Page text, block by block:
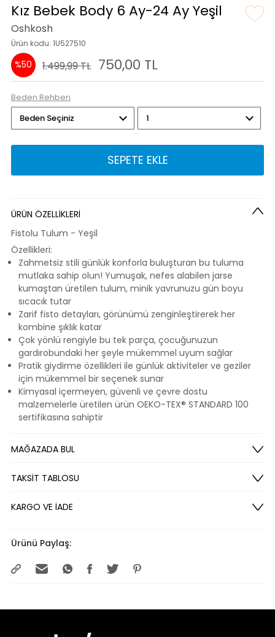
Kız Bebek Body 6 Ay-24 Ay Yeşil
Oshkosh
Ürün kodu: 1U527510
%50 1.499,99 TL 750,00 TL
Beden Rehberi
SEPETE EKLE
ÜRÜN ÖZELLİKLERİ
Fistolu Tulum - Yeşil
Özellikleri:
Zahmetsiz stili günlük konforla buluşturan bu tuluma
mutlaka sahip olun! Yumuşak, nefes alabilen jarse
kumaştan üretilen tulum, minik yavrunuzu gün boyu
sıcacık tutar
Zarif fisto detayları, görünümü zenginleştirerek her
kombine şıklık katar
Çok yönlü rengiyle bu tek parça, çocuğunuzun
gardırobundaki her şeyle mükemmel uyum sağlar
Pratik giydirme özellikleri ile günlük aktiviteler ve geziler
için mükemmel bir seçenek sunar
Kimyasal içermeyen, güvenli ve çevre dostu
malzemelerle üretilen ürün OEKO-TEX® STANDARD 100
sertifikasına sahiptir
MAĞAZADA BUL
TAKSİT TABLOSU
KARGO VE İADE
Ürünü Paylaş: